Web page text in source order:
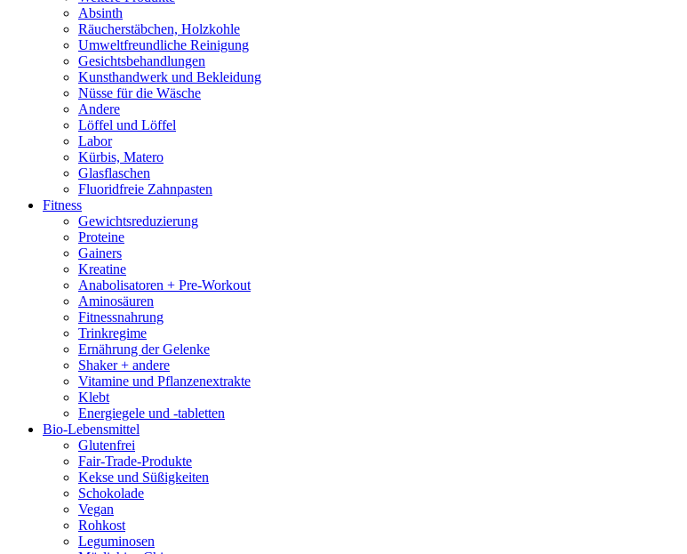
Absinth
Räucherstäbchen, Holzkohle
Umweltfreundliche Reinigung
Gesichtsbehandlungen
Kunsthandwerk und Bekleidung
Nüsse für die Wäsche
Andere
Löffel und Löffel
Labor
Kürbis, Matero
Glasflaschen
Fluoridfreie Zahnpasten
Fitness
Gewichtsreduzierung
Proteine
Gainers
Kreatine
Anabolisatoren + Pre-Workout
Aminosäuren
Fitnessnahrung
Trinkregime
Ernährung der Gelenke
Shaker + andere
Vitamine und Pflanzenextrakte
Klebt
Energiegele und -tabletten
Bio-Lebensmittel
Glutenfrei
Fair-Trade-Produkte
Kekse und Süßigkeiten
Schokolade
Vegan
Rohkost
Leguminosen